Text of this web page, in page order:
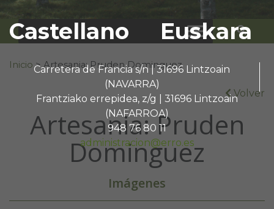
Castellano Euskara
Carretera de Francia s/n | 31696 Lintzoain
(NAVARRA)
Frantziako errepidea, z/g | 31696 Lintzoain
(NAFARROA)
948 76 80 11
administracion@erro.es
Buscar:
Inicio > Artesania: Pruden Dominguez
Volver
Artesania: Pruden
Dominguez
Imágenes